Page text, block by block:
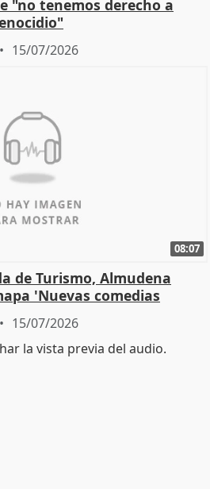
"no tenemos derecho a
15/07/2026
08:07
de Turismo, Almudena
'Nuevas comedias
15/07/2026